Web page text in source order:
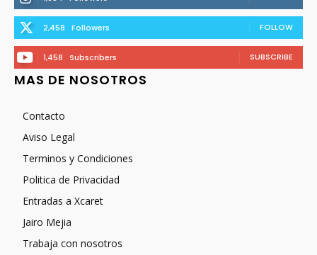
2,458 Followers FOLLOW
1,458 Subscribers SUBSCRIBE
MAS DE NOSOTROS
Contacto
Aviso Legal
Terminos y Condiciones
Politica de Privacidad
Entradas a Xcaret
Jairo Mejia
Trabaja con nosotros